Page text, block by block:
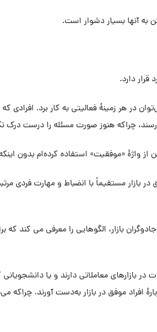
در بازار مستقیماً با انضباط و مهارت
بازار، الگوهایی را معرفی می کند که
معاملاتی دارند و یا دانشجویانی
موفق در بازار به‌دست آورند. چراکه